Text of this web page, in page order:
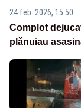
24 feb. 2026, 15:50
Complot
plănuiau